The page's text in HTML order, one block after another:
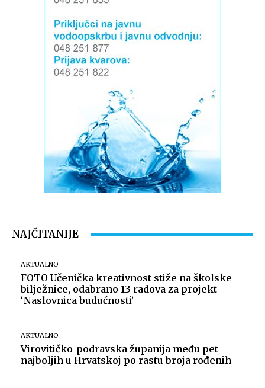
NAJČITANIJE
AKTUALNO
FOTO Učenička kreativnost stiže na školske
bilježnice, odabrano 13 radova za projekt
‘Naslovnica budućnosti’
AKTUALNO
Virovitičko-podravska županija među pet
najboljih u Hrvatskoj po rastu broja rođenih